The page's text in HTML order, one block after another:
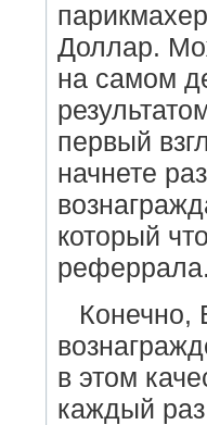
Доллар.
на самом
первый
начнете
который
Конечно,
в этом
каждый